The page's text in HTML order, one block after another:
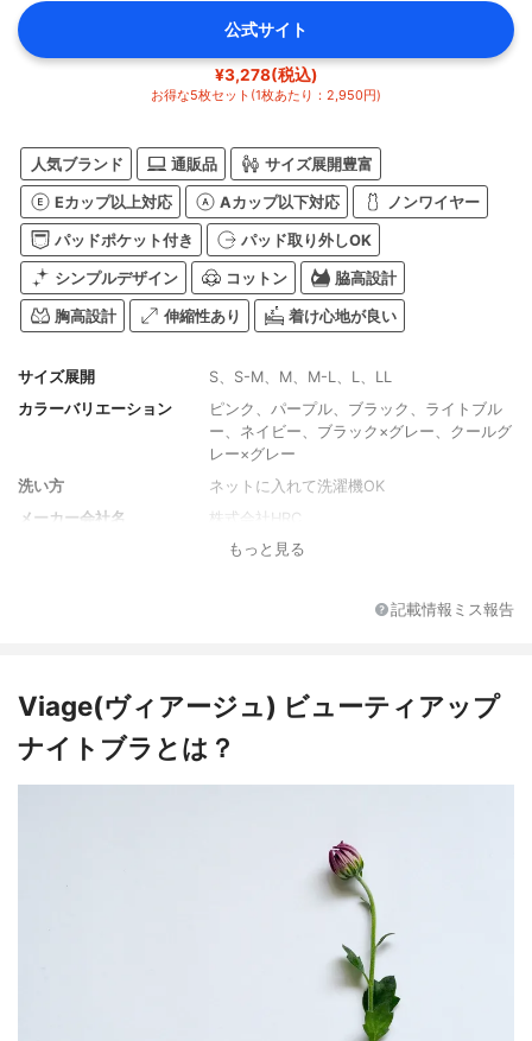
公式サイト
¥3,278(税込)
お得な5枚セット(1枚あたり：2,950円)
人気ブランド 通販品 サイズ展開豊富
Eカップ以上対応 Aカップ以下対応 ノンワイヤー
パッドポケット付き パッド取り外しOK
シンプルデザイン コットン 脇高設計
胸高設計 伸縮性あり 着け心地が良い
サイズ展開
S、S-M、M、M-L、L、LL
カラーバリエーション
ピンク、パープル、ブラック、ライトブル
ー、ネイビー、ブラック×グレー、クールグ
レー×グレー
洗い方
ネットに入れて洗濯機OK
メーカー会社名
株式会社HRC
カラー
ネイビー
パッド
パッドあり
もっと見る
記載情報ミス報告
Viage(ヴィアージュ) ビューティアップ
ナイトブラとは？